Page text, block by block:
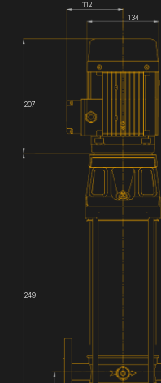
112
134
207
249